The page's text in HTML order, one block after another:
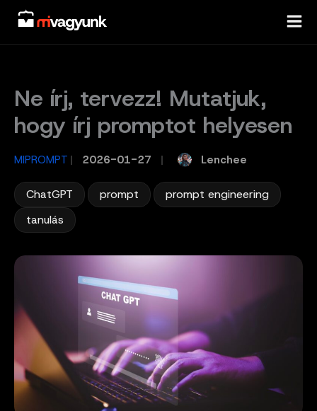
Skip
content
Ne írj, tervezz! Mutatjuk,
hogy írj promptot helyesen
MIPROMPT / 2026-01-27 Lenchee
ChatGPT prompt prompt engineering
tanulás